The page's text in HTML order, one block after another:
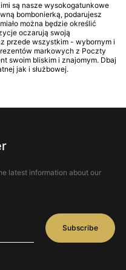
są nasze wysokogatunkowe
bombonierką, podarujesz
można będzie określić
oczarują swoją
przede wszystkim - wybornym i
markowych z Poczty
swoim bliskim i znajomym. Dbaj
jak i służbowej.
latest information about our
Subscribe